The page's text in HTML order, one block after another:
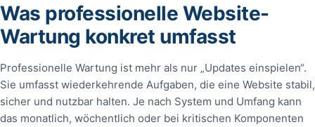
Was professionelle Website-
Wartung konkret umfasst
Professionelle Wartung ist mehr als nur „Updates einspielen“.
Sie umfasst wiederkehrende Aufgaben, die eine Website stabil,
sicher und nutzbar halten. Je nach System und Umfang kann
das monatlich, wöchentlich oder bei kritischen Komponenten